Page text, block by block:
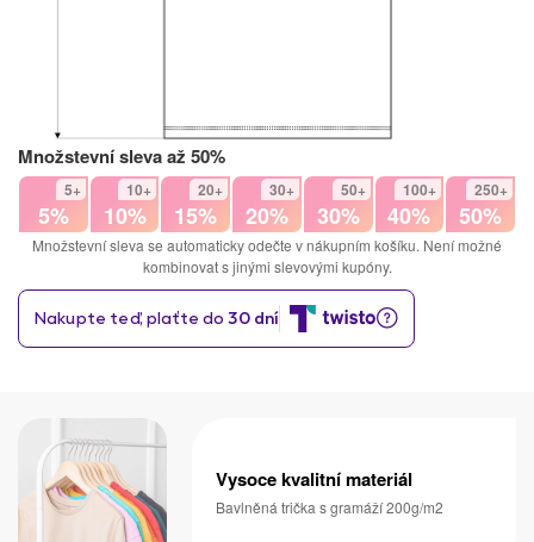
Množstevní sleva až 50%
5+
5%
10+
10%
20+
15%
30+
20%
50+
30%
100+
40%
250+
50%
Množstevní sleva se automaticky odečte v nákupním košíku. Není možné
kombinovat s jinými slevovými kupóny.
Vysoce kvalitní materiál
Bavlněná trička s gramáží 200g/m2